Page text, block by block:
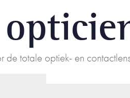
de totale optiek- en